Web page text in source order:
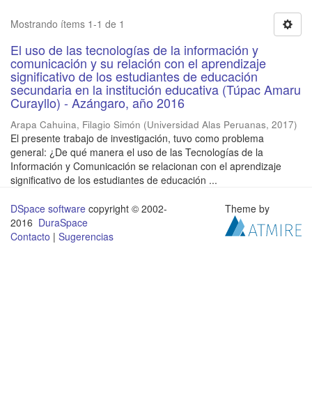
Mostrando ítems 1-1 de 1
El uso de las tecnologías de la información y
comunicación y su relación con el aprendizaje
significativo de los estudiantes de educación
secundaria en la institución educativa (Túpac Amaru
Curayllo) - Azángaro, año 2016
Arapa Cahuina, Filagio Simón (Universidad Alas Peruanas, 2017)
El presente trabajo de investigación, tuvo como problema
general: ¿De qué manera el uso de las Tecnologías de la
Información y Comunicación se relacionan con el aprendizaje
significativo de los estudiantes de educación ...
DSpace software copyright © 2002-
2016 DuraSpace
Contacto | Sugerencias
Theme by